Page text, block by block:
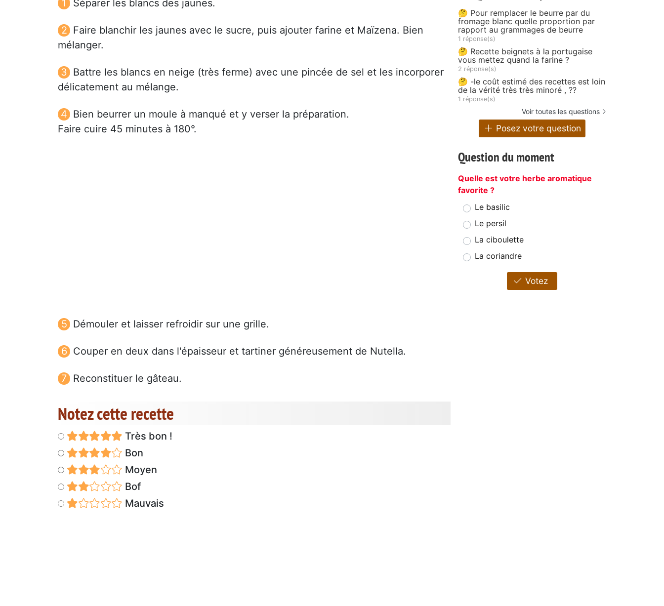
Séparer les blancs des jaunes.
Faire blanchir les jaunes avec le sucre, puis ajouter farine et Maïzena. Bien
mélanger.
Battre les blancs en neige (très ferme) avec une pincée de sel et les incorporer
délicatement au mélange.
Bien beurrer un moule à manqué et y verser la préparation.
Faire cuire 45 minutes à 180°.
Démouler et laisser refroidir sur une grille.
Couper en deux dans l'épaisseur et tartiner généreusement de Nutella.
Reconstituer le gâteau.
Notez cette recette
Très bon !
Bon
Moyen
Bof
Mauvais
🤔 Pour remplacer le beurre par du
fromage blanc quelle proportion par
rapport au grammages de beurre
1 réponse(s)
🤔 Recette beignets à la portugaise
vous mettez quand la farine ?
2 réponse(s)
🤔 -le coût estimé des recettes est loin
de la vérité très très minoré , ??
1 réponse(s)
Voir toutes les questions
Posez votre question
Question du moment
Quelle est votre herbe aromatique
favorite ?
Le basilic
Le persil
La ciboulette
La coriandre
Votez